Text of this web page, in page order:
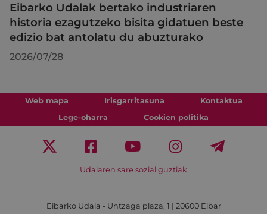
Eibarko Udalak bertako industriaren
historia ezagutzeko bisita gidatuen beste
edizio bat antolatu du abuzturako
2026/07/28
Web mapa Irisgarritasuna
Kontaktua
Lege-oharra
Cookien politika
Udalaren sare sozial guztiak
Eibarko Udala - Untzaga plaza, 1 | 20600 Eibar